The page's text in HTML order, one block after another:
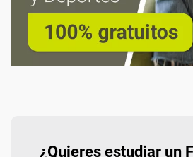
¿Quieres estudiar un